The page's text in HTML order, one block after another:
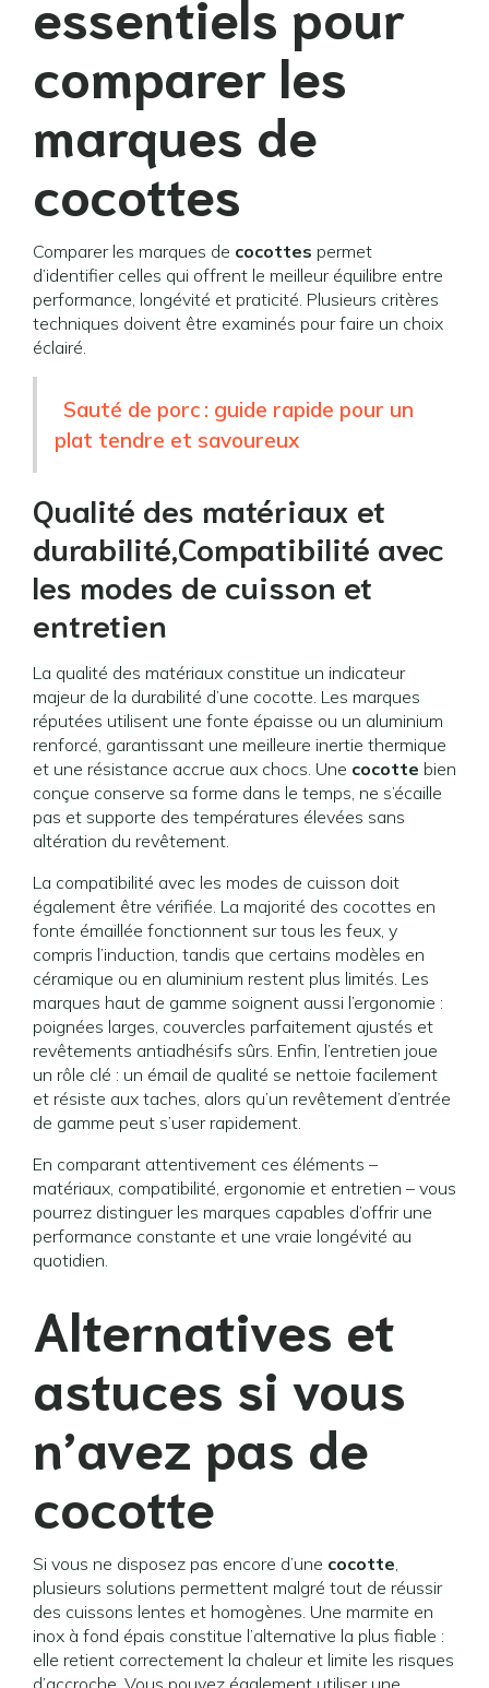
essentiels pour
comparer les
marques de
cocottes
Comparer les marques de cocottes permet
d’identifier celles qui offrent le meilleur équilibre entre
performance, longévité et praticité. Plusieurs critères
techniques doivent être examinés pour faire un choix
éclairé.
Sauté de porc : guide rapide pour un
plat tendre et savoureux
Qualité des matériaux et
durabilité,Compatibilité avec
les modes de cuisson et
entretien
La qualité des matériaux constitue un indicateur
majeur de la durabilité d’une cocotte. Les marques
réputées utilisent une fonte épaisse ou un aluminium
renforcé, garantissant une meilleure inertie thermique
et une résistance accrue aux chocs. Une cocotte bien
conçue conserve sa forme dans le temps, ne s’écaille
pas et supporte des températures élevées sans
altération du revêtement.
La compatibilité avec les modes de cuisson doit
également être vérifiée. La majorité des cocottes en
fonte émaillée fonctionnent sur tous les feux, y
compris l’induction, tandis que certains modèles en
céramique ou en aluminium restent plus limités. Les
marques haut de gamme soignent aussi l’ergonomie :
poignées larges, couvercles parfaitement ajustés et
revêtements antiadhésifs sûrs. Enfin, l’entretien joue
un rôle clé : un émail de qualité se nettoie facilement
et résiste aux taches, alors qu’un revêtement d’entrée
de gamme peut s’user rapidement.
En comparant attentivement ces éléments –
matériaux, compatibilité, ergonomie et entretien – vous
pourrez distinguer les marques capables d’offrir une
performance constante et une vraie longévité au
quotidien.
Alternatives et
astuces si vous
n’avez pas de
cocotte
Si vous ne disposez pas encore d’une cocotte,
plusieurs solutions permettent malgré tout de réussir
des cuissons lentes et homogènes. Une marmite en
inox à fond épais constitue l’alternative la plus fiable :
elle retient correctement la chaleur et limite les risques
d’accroche. Vous pouvez également utiliser une